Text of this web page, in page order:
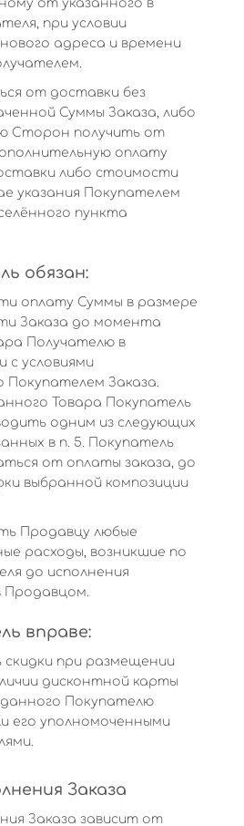
от указанного в
при условии
адреса и времени
от доставки без
Суммы Заказа, либо
Сторон получить от
оплату
либо стоимости
указания Покупателем
пункта
обязан:
оплату Суммы в размере
Заказа до момента
Получателю в
с условиями
Покупателем Заказа.
Товара Покупатель
одним из следующих
в п. 5. Покупатель
от оплаты заказа, до
выбранной композиции
Продавцу любые
расходы, возникшие по
до исполнения
Продавцом.
вправе:
скидки при размещении
дисконтной карты
Покупателю
его уполномоченными
Заказа
Заказа зависит от